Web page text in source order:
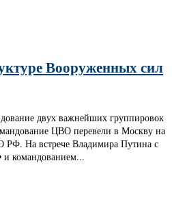
Вооруженных сил
двух важнейших группировок
ЦВО перевели в Москву на
На встрече Владимира Путина с
командованием...